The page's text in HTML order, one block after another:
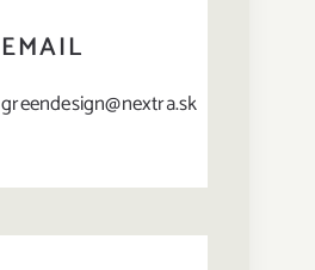
EMAIL
greendesign@nextra.sk